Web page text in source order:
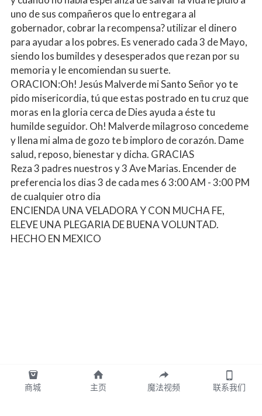
uno de sus compañeros que lo entregara al
gobernador, cobrar la recompensa? utilizar el dinero
para ayudar a los pobres. Es venerado cada 3 de Mayo,
siendo los bumildes y desesperados que rezan por su
memoria y le encomiendan su suerte.
ORACION:Oh! Jesús Malverde mi Santo Señor yo te
pido misericordia, tú que estas postrado en tu cruz que
moras en la gloria cerca de Dies ayuda a éste tu
humilde seguidor. Oh! Malverde milagroso concedeme
y llena mi alma de gozo te b imploro de corazón. Dame
salud, reposo, bienestar y dicha. GRACIAS
Reza 3 padres nuestros y 3 Ave Marias. Encender de
preferencia los dias 3 de cada mes 6 3:00 AM - 3:00 PM
de cualquier otro dia
ENCIENDA UNA VELADORA Y CON MUCHA FE,
ELEVE UNA PLEGARIA DE BUENA VOLUNTAD.
HECHO EN MEXICO
商城 主页 魔法视频 联系我们